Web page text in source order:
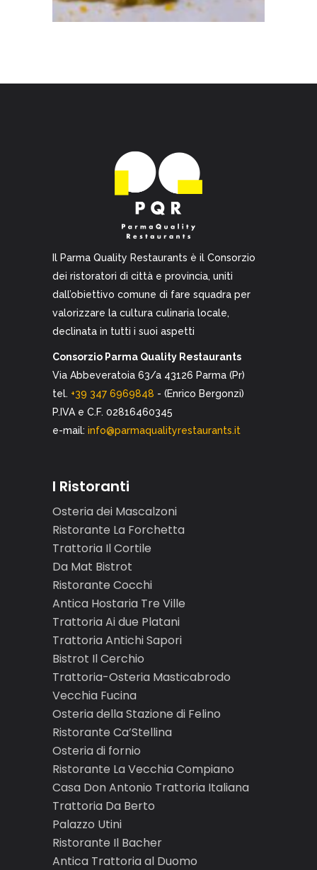
Il Parma Quality Restaurants è il Consorzio
dei ristoratori di città e provincia, uniti
dall’obiettivo comune di fare squadra per
valorizzare la cultura culinaria locale,
declinata in tutti i suoi aspetti
Consorzio Parma Quality Restaurants
Via Abbeveratoia 63/a 43126 Parma (Pr)
tel. +39 347 6969848 - (Enrico Bergonzi)
P.IVA e C.F. 02816460345
e-mail: info@parmaqualityrestaurants.it
I Ristoranti
Osteria dei Mascalzoni
Ristorante La Forchetta
Trattoria Il Cortile
Da Mat Bistrot
Ristorante Cocchi
Antica Hostaria Tre Ville
Trattoria Ai due Platani
Trattoria Antichi Sapori
Bistrot Il Cerchio
Trattoria-Osteria Masticabrodo
Vecchia Fucina
Osteria della Stazione di Felino
Ristorante Ca’Stellina
Osteria di fornio
Ristorante La Vecchia Compiano
Casa Don Antonio Trattoria Italiana
Trattoria Da Berto
Palazzo Utini
Ristorante Il Bacher
Antica Trattoria al Duomo